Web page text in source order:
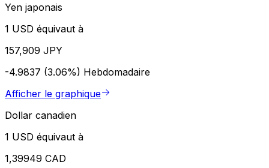
Yen japonais
1 USD équivaut à
157,909 JPY
-4.9837 (3.06%) Hebdomadaire
Afficher le graphique
Dollar canadien
1 USD équivaut à
1,39949 CAD